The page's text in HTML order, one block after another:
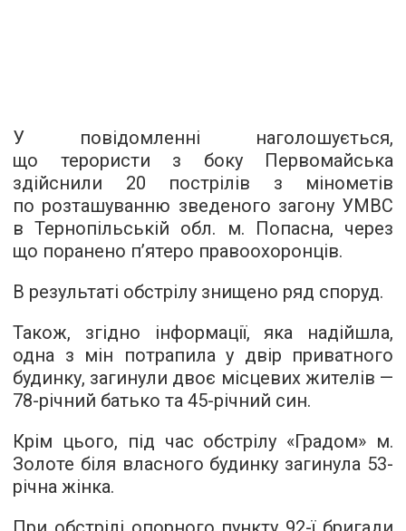
У повідомленні наголошується,
що терористи з боку Первомайська
здійснили 20 пострілів з мінометів
по розташуванню зведеного загону УМВС
в Тернопільській обл. м. Попасна, через
що поранено п’ятеро правоохоронців.
В результаті обстрілу знищено ряд споруд.
Також, згідно інформації, яка надійшла,
одна з мін потрапила у двір приватного
будинку, загинули двоє місцевих жителів —
78-річний батько та 45-річний син.
Крім цього, під час обстрілу «Градом» м.
Золоте біля власного будинку загинула 53-
річна жінка.